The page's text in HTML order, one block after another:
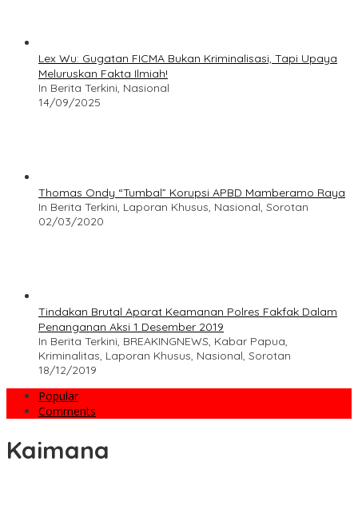
Lex Wu: Gugatan FICMA Bukan Kriminalisasi, Tapi Upaya
Meluruskan Fakta Ilmiah!
In Berita Terkini, Nasional
14/09/2025
Thomas Ondy “Tumbal” Korupsi APBD Mamberamo Raya
In Berita Terkini, Laporan Khusus, Nasional, Sorotan
02/03/2020
Tindakan Brutal Aparat Keamanan Polres Fakfak Dalam
Penanganan Aksi 1 Desember 2019
In Berita Terkini, BREAKINGNEWS, Kabar Papua,
Kriminalitas, Laporan Khusus, Nasional, Sorotan
18/12/2019
Popular
Comments
Kaimana